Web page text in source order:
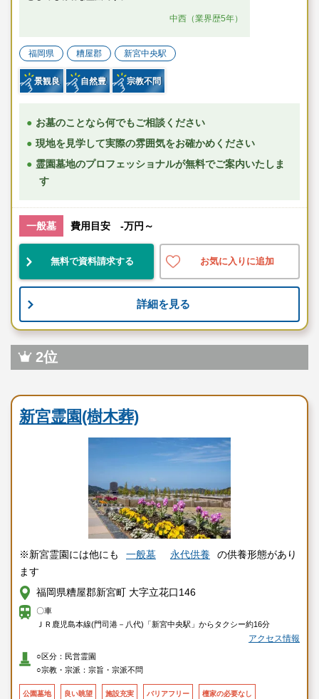
中西（業界歴5年）
福岡県 糟屋郡 新宮中央駅
景観良 自然豊 宗教不問
お墓のことなら何でもご相談ください
現地を見学して実際の雰囲気をお確かめください
霊園墓地のプロフェッショナルが無料でご案内いたしま
す
一般墓 費用目安 -万円～
無料で資料請求する お気に入りに追加
詳細を見る
2位
新宮霊園(樹木葬)
※新宮霊園には他にも 一般墓 永代供養
の供養形態があり
ます
福岡県糟屋郡新宮町 大字立花口146
〇車
ＪＲ鹿児島本線(門司港－八代)「新宮中央駅」からタクシー約16分
アクセス情報
○区分：民営霊園
○宗教・宗派：宗旨・宗派不問
公園墓地 良い眺望 施設充実 バリアフリー 檀家の必要なし